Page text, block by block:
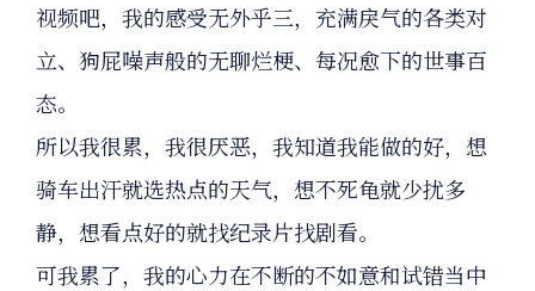
视频吧，我的感受无外乎三，充满戾气的各类对
立、狗屁噪声般的无聊烂梗、每况愈下的世事百
态。
所以我很累，我很厌恶，我知道我能做的好，想
骑车出汗就选热点的天气，想不死龟就少扰多
静，想看点好的就找纪录片找剧看。
可我累了，我的心力在不断的不如意和试错当中